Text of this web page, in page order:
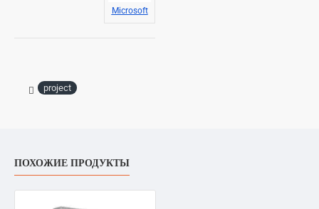
Microsoft
project
ПОХОЖИЕ ПРОДУКТЫ